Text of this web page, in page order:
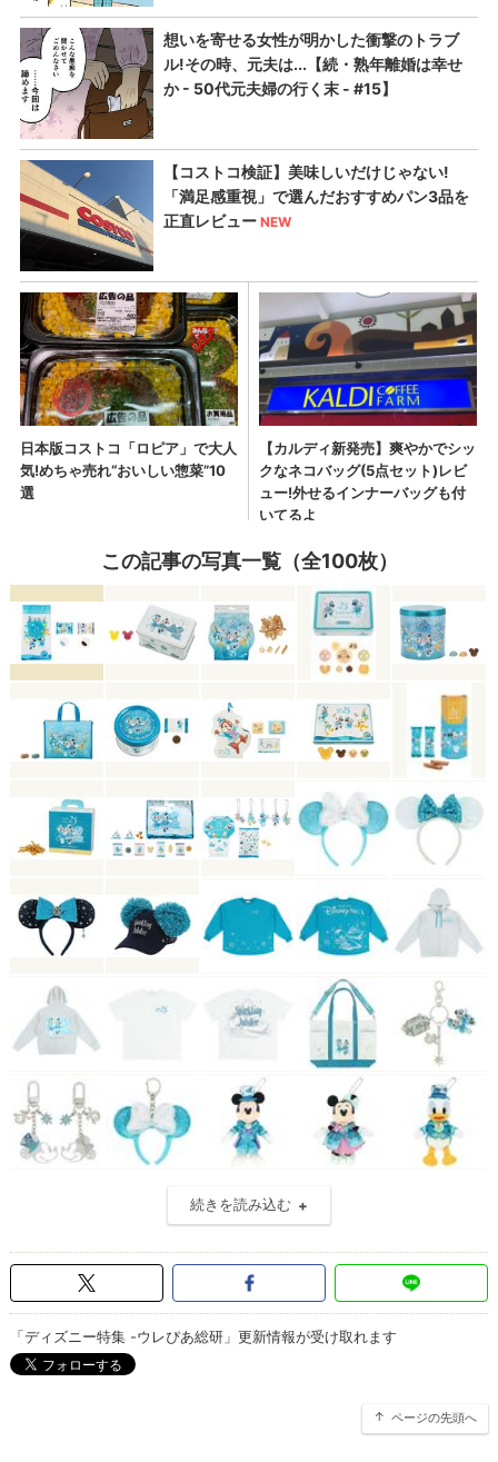
この記事の写真一覧（全100枚）
続きを読み込む
「ディズニー特集 -ウレぴあ総研」更新情報が受け取れます
ページの先頭へ